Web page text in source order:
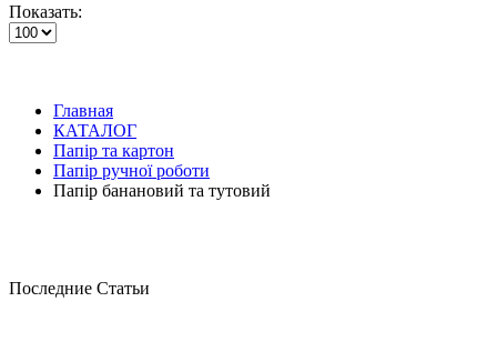
Показать:
Главная
КАТАЛОГ
Папір та картон
Папір ручної роботи
Папір банановий та тутовий
Последние Статьи